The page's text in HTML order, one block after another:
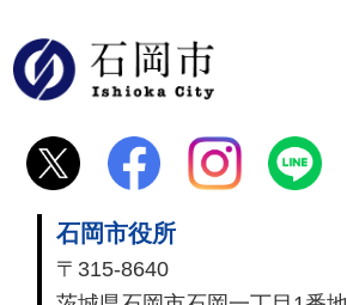
石岡市役所
〒315-8640